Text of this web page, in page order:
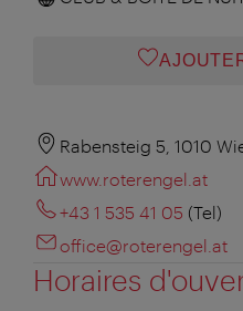
Rabensteig 5, 1010
www.roterengel.at
+43 1 535 41 05 (Tel)
office@roterengel.at
Horaires